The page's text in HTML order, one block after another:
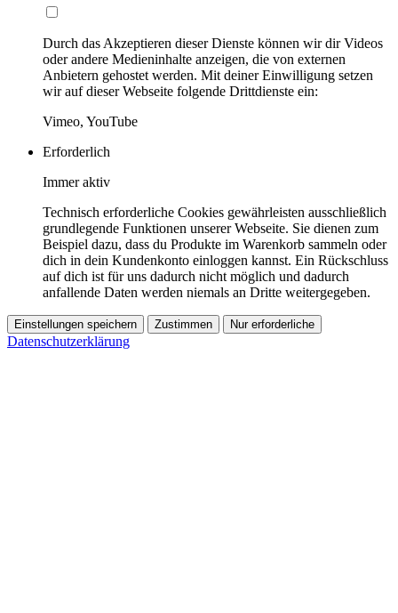
Durch das Akzeptieren dieser Dienste können wir dir Videos
oder andere Medieninhalte anzeigen, die von externen
Anbietern gehostet werden. Mit deiner Einwilligung setzen
wir auf dieser Webseite folgende Drittdienste ein:
Vimeo, YouTube
Erforderlich
Immer aktiv
Technisch erforderliche Cookies gewährleisten ausschließlich
grundlegende Funktionen unserer Webseite. Sie dienen zum
Beispiel dazu, dass du Produkte im Warenkorb sammeln oder
dich in dein Kundenkonto einloggen kannst. Ein Rückschluss
auf dich ist für uns dadurch nicht möglich und dadurch
anfallende Daten werden niemals an Dritte weitergegeben.
Einstellungen speichern Zustimmen Nur erforderliche
Datenschutzerklärung